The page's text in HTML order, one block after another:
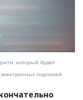
который будет
подписей